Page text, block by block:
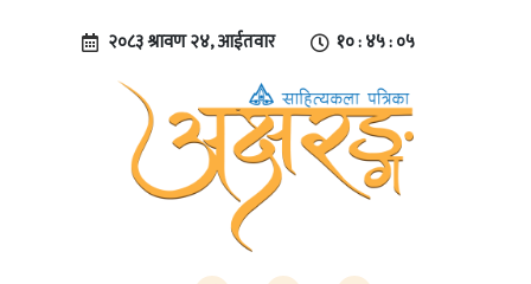
२०८३ श्रावण २४, आईतवार १० : ४५ : ०५